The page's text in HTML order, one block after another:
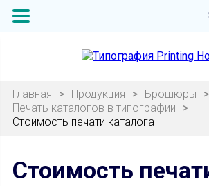
Главная > Продукция > Брошюры
>
Печать каталогов в типографии
>
Стоимость печати каталога
Стоимость